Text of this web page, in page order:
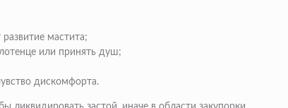
мастита;
или принять душ;
дискомфорта.